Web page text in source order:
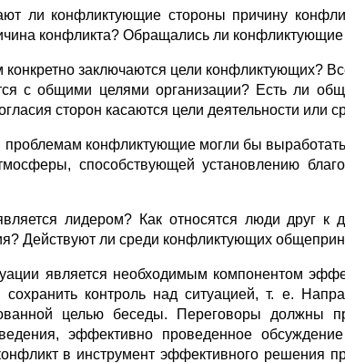
ли конфликтующие стороны причину
конфликта? Обращались ли
конкретно заключаются цели конфликтующих?
с общими целями организации? Есть ли
сторон касаются цели деятельности или
проблемам конфликтующие могли бы
способствующей установлению
лидером? Как относятся люди друг к
Действуют ли среди конфликтующих
является необходимым компонентом
сохранить контроль над ситуацией, т. е.
целью беседы. Переговоры должны
эффективно проведенное
в инструмент эффективного решения